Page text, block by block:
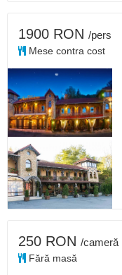
1900 RON /pers
Mese contra cost
250 RON /cameră
Fără masă